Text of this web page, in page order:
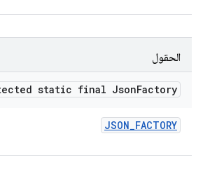
الحقول
static final JsonFactory
JSON_FACTORY